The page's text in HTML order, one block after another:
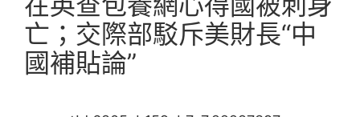
亡；交際部駁斥美財長“中
國補貼論”